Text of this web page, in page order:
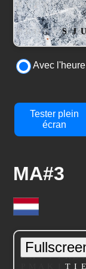
Avec l'heure
Tester plein
écran
MA#3